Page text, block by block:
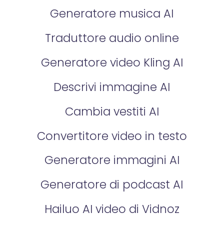
Generatore musica AI
Traduttore audio online
Generatore video Kling AI
Descrivi immagine AI
Cambia vestiti AI
Convertitore video in testo
Generatore immagini AI
Generatore di podcast AI
Hailuo AI video di Vidnoz